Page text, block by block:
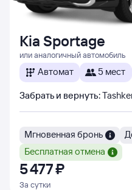
Kia Sportage
или аналогичный автомобиль
Автомат 5 мест
Забрать и вернуть:
Мгновенная бронь
Бесплатная отмена
5 ⁠477 ⁠₽
За сутки